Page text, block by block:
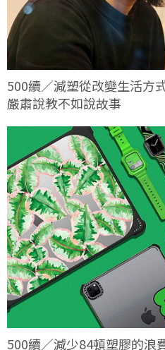
500續／減塑從改變生活方
嚴肅說教不如說故事
500續／減少84頓塑膠的浪